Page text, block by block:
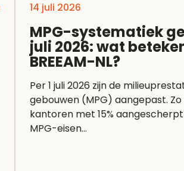
14 juli 2026
MPG-systematiek
juli 2026: wat
BREEAM-NL?
Per 1 juli 2026 zijn de
gebouwen (MPG) aangepast.
kantoren met 15%
MPG-eisen...